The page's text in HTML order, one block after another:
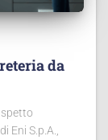
da
S.p.A.,